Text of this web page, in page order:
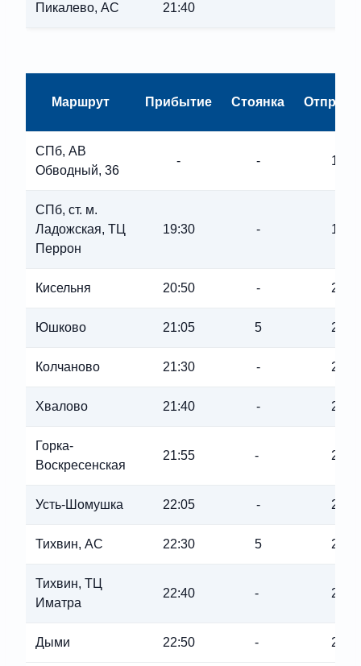
Пикалево, АС 21:40
Маршрут Прибытие Стоянка
СПб, АВ
Обводный, 36
- -
СПб, ст. м.
Ладожская, ТЦ
Перрон
19:30 -
Кисельня 20:50 -
Юшково 21:05 5
Колчаново 21:30 -
Хвалово 21:40 -
Горка-
Воскресенская
21:55 -
Усть-Шомушка 22:05 -
Тихвин, АС 22:30 5
Тихвин, ТЦ
Иматра
22:40 -
Дыми 22:50 -